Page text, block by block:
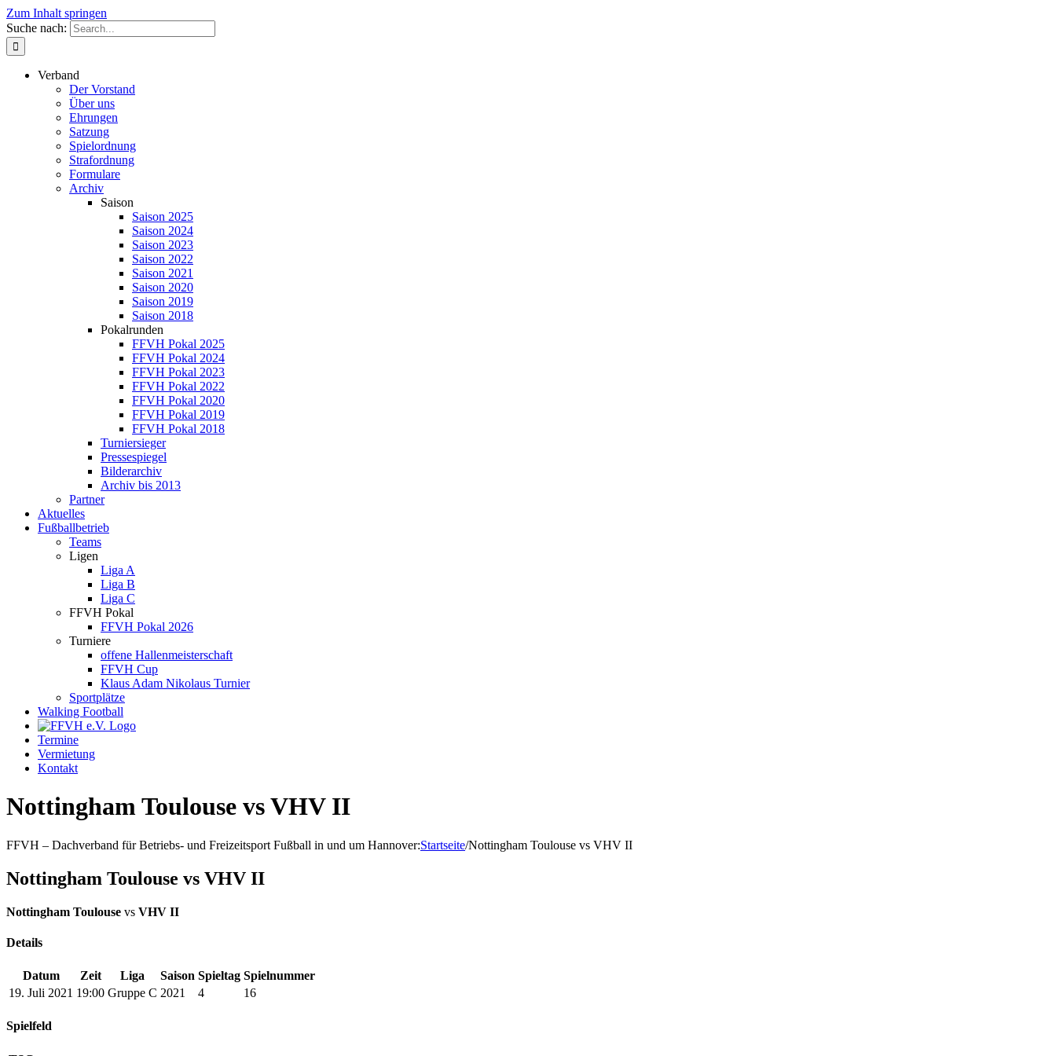
Zum Inhalt springen
Suche nach:
Verband
Der Vorstand
Über uns
Ehrungen
Satzung
Spielordnung
Strafordnung
Formulare
Archiv
Saison
Saison 2025
Saison 2024
Saison 2023
Saison 2022
Saison 2021
Saison 2020
Saison 2019
Saison 2018
Pokalrunden
FFVH Pokal 2025
FFVH Pokal 2024
FFVH Pokal 2023
FFVH Pokal 2022
FFVH Pokal 2020
FFVH Pokal 2019
FFVH Pokal 2018
Turniersieger
Pressespiegel
Bilderarchiv
Archiv bis 2013
Partner
Aktuelles
Fußballbetrieb
Teams
Ligen
Liga A
Liga B
Liga C
FFVH Pokal
FFVH Pokal 2026
Turniere
offene Hallenmeisterschaft
FFVH Cup
Klaus Adam Nikolaus Turnier
Sportplätze
Walking Football
Termine
Vermietung
Kontakt
Nottingham Toulouse vs VHV II
FFVH – Dachverband für Betriebs- und Freizeitsport Fußball in und um Hannover:Startseite/Nottingham Toulouse vs VHV II
Nottingham Toulouse vs VHV II
Nottingham Toulouse vs VHV II
Details
Datum Zeit Liga Saison Spieltag Spielnummer
19. Juli 2021 19:00 Gruppe C 2021 4 16
Spielfeld